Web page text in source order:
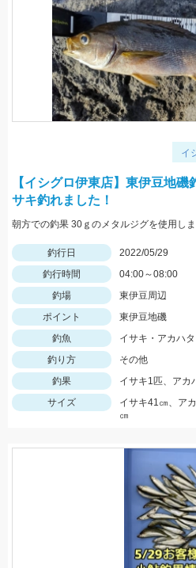
イ
【イシグロ伊東店】東伊豆地
サキ釣れました！
朝方での釣果 30ｇのメタルジグを使用しま
釣行日
2022/05/29
釣行時間
04:00～08:00
釣場
東伊豆周辺
ポイント
東伊豆地磯
釣魚
イサキ・アカハ
釣り方
その他
釣果
イサキ1匹、アカ
サイズ
イサキ41㎝、ア
㎝